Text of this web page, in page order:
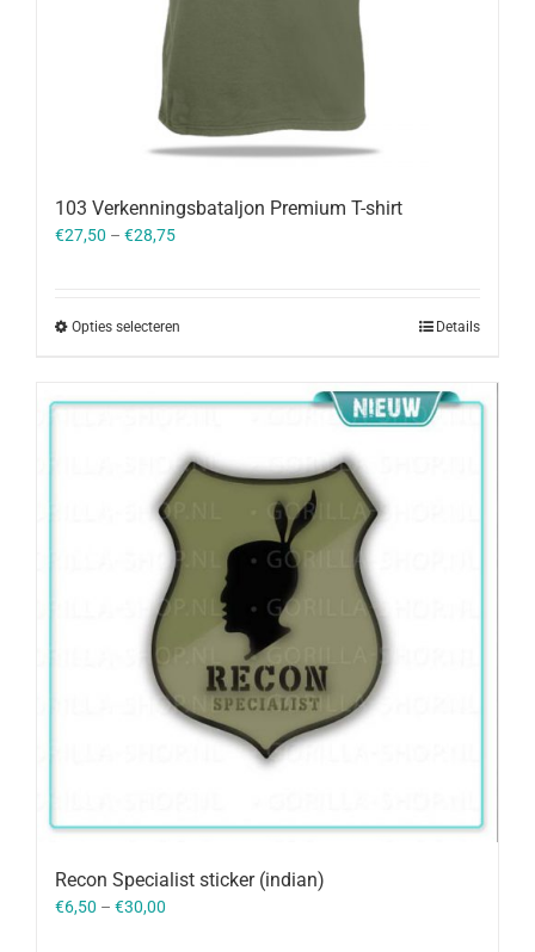
103 Verkenningsbataljon Premium T-shirt
€27,50 – €28,75
Opties selecteren Details
Recon Specialist sticker (indian)
€6,50 – €30,00